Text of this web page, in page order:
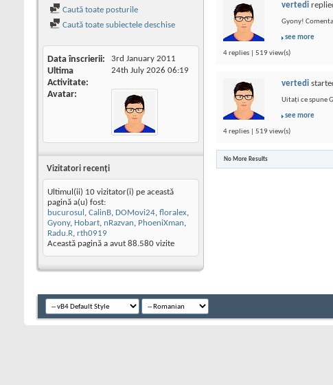
Caută toate posturile
Caută toate subiectele deschise
Data înscrierii 3rd January 2011
Ultima
Activitate
24th July 2026 06:19
Avatar
Vizitatori recenţi
Ultimul(ii) 10 vizitator(i) pe această
pagină a(u) fost:
bucurosul , CalinB, DOMovi24, floralex,
Gyony, Hobart, nRazvan, PhoeniXman,
Radu.R, rth0919
Această pagină a avut 88.580 vizite
vertedi
Gyony!
see more
4 replies | 519 view(s)
vertedi
Uitați ce spune
see more
4 replies | 519 view(s)
No More Results